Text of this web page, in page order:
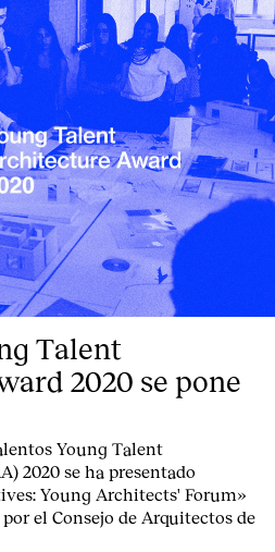
Talent
2020 se pone
Young Talent
2020 se ha presentado
Young Architects' Forum»
el Consejo de Arquitectos de